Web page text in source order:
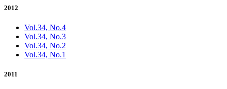
2012
Vol.34, No.4
Vol.34, No.3
Vol.34, No.2
Vol.34, No.1
2011